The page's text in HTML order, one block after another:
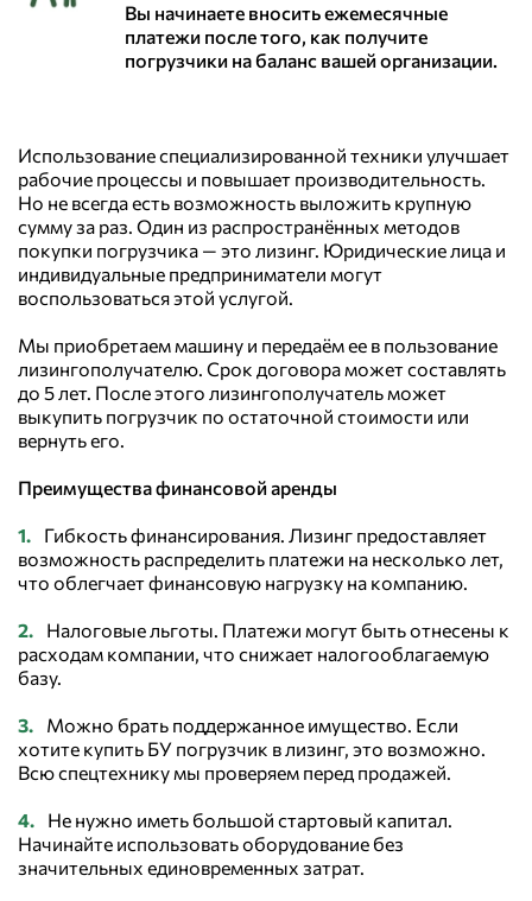
Вы начинаете вносить ежемесячные
платежи после того, как получите
погрузчики на баланс вашей организации.
Использование специализированной техники улучшает
рабочие процессы и повышает производительность.
Но не всегда есть возможность выложить крупную
сумму за раз. Один из распространённых методов
покупки погрузчика — это лизинг. Юридические лица и
индивидуальные предприниматели могут
воспользоваться этой услугой.
Мы приобретаем машину и передаём ее в пользование
лизингополучателю. Срок договора может составлять
до 5 лет. После этого лизингополучатель может
выкупить погрузчик по остаточной стоимости или
вернуть его.
Преимущества финансовой аренды
Гибкость финансирования. Лизинг предоставляет
возможность распределить платежи на несколько лет,
что облегчает финансовую нагрузку на компанию.
Налоговые льготы. Платежи могут быть отнесены к
расходам компании, что снижает налогооблагаемую
базу.
Можно брать поддержанное имущество. Если
хотите купить БУ погрузчик в лизинг, это возможно.
Всю спецтехнику мы проверяем перед продажей.
Не нужно иметь большой стартовый капитал.
Начинайте использовать оборудование без
значительных единовременных затрат.